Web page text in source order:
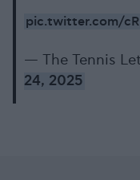
pic.twitter.com/
— The Tennis
24, 2025